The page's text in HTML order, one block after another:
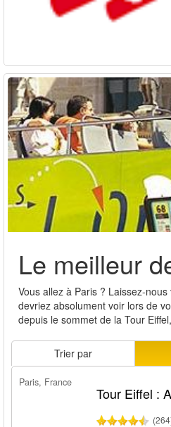
Le meilleur
Vous allez à Paris ? Laissez-
devriez absolument voir lors de
depuis le sommet de la Tour
Trier par
Paris, France
Tour Eiffel :